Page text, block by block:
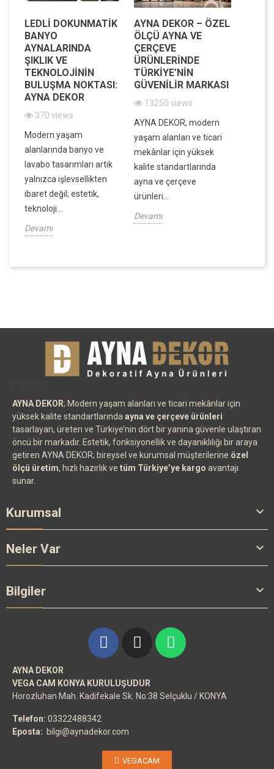
LEDLI DOKUNMATIK
BANYO
AYNALARINDA
ŞIKLIK VE
TEKNOLOJININ
BULUŞMA NOKTASI:
AYNA DEKOR
370 views
Modern yaşam
alanlarında banyo ve
lavabo tasarımları artık
yalnızca işlevsellikten
ibaret değil; estetik,
teknoloji...
Devamı
AYNA DEKOR – ÖZEL
ÖLÇÜ AYNA VE
ÇERÇEVE
ÜRÜNLERINDE
TÜRKIYE’NIN
GÜVENILIR MARKASI
13250 views
AYNA DEKOR, modern
yaşam alanları ve ticari
mekânlar için yüksek
kalite standartlarında
ayna ve çerçeve
ürünleri...
Devamı
AYNA DEKOR; Modern yaşam alanları ve ticari mekânlar için
yüksek kalite standartlarında ayna ve çerçeve ürünleri
tasarlayan, üreten ve Türkiye’nin dört bir yanına güvenle ulaştıran
öncü bir markadır. Estetik, fonksiyonellik ve dayanıklılığı bir araya
getiren AYNA DEKOR; bireysel ve kurumsal müşterilerine özel
ölçü üretim, hızlı hazırlık ve tüm Türkiye’ye kargo avantajı
sunar.
Kurumsal 
Neler Var 
Bilgiler 
AYNA DEKOR
VEGA CAM KONYA KURULUŞUDUR
Horozluhan Mah. Kadifekale Sk. No:38 Selçuklu / KONYA
Telefon: 03322488342
Eposta: bilgi@aynadekor.com
VEGACAM